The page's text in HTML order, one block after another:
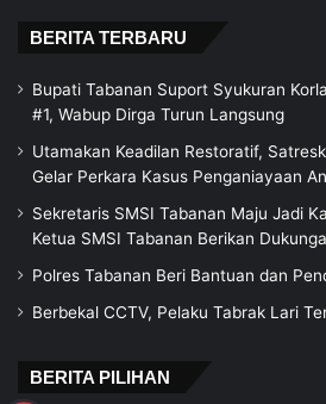
BERITA TERBARU
Bupati Tabanan Suport Syukuran
#1, Wabup Dirga Turun Langsung
Utamakan Keadilan Restoratif,
Gelar Perkara Kasus Penganiayaan
Sekretaris SMSI Tabanan Maju Jadi
Ketua SMSI Tabanan Berikan
Polres Tabanan Beri Bantuan dan
Berbekal CCTV, Pelaku Tabrak Lari
BERITA PILIHAN